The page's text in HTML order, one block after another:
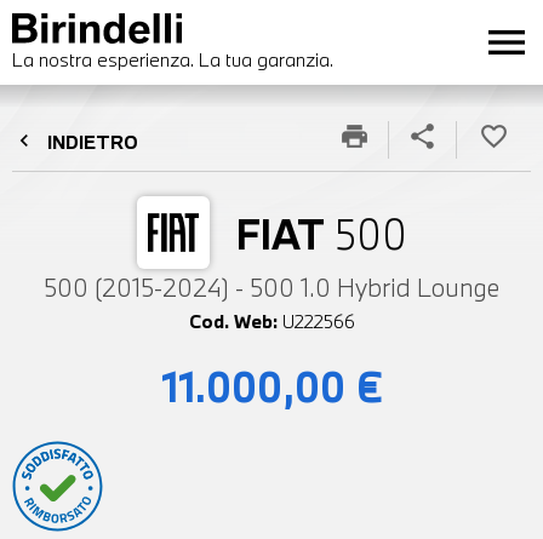
La nostra esperienza. La tua garanzia. menu
chevron_left INDIETRO
FIAT 500
500 (2015-2024) - 500 1.0 Hybrid Lounge
Cod. Web: U222566
print share favorite_border
11.000,00 €